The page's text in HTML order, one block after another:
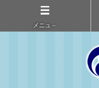
メニュ－